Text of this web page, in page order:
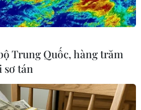
AFP/TTXVN)
Trung Quốc, hàng trăm
tán